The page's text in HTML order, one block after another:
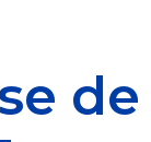
de